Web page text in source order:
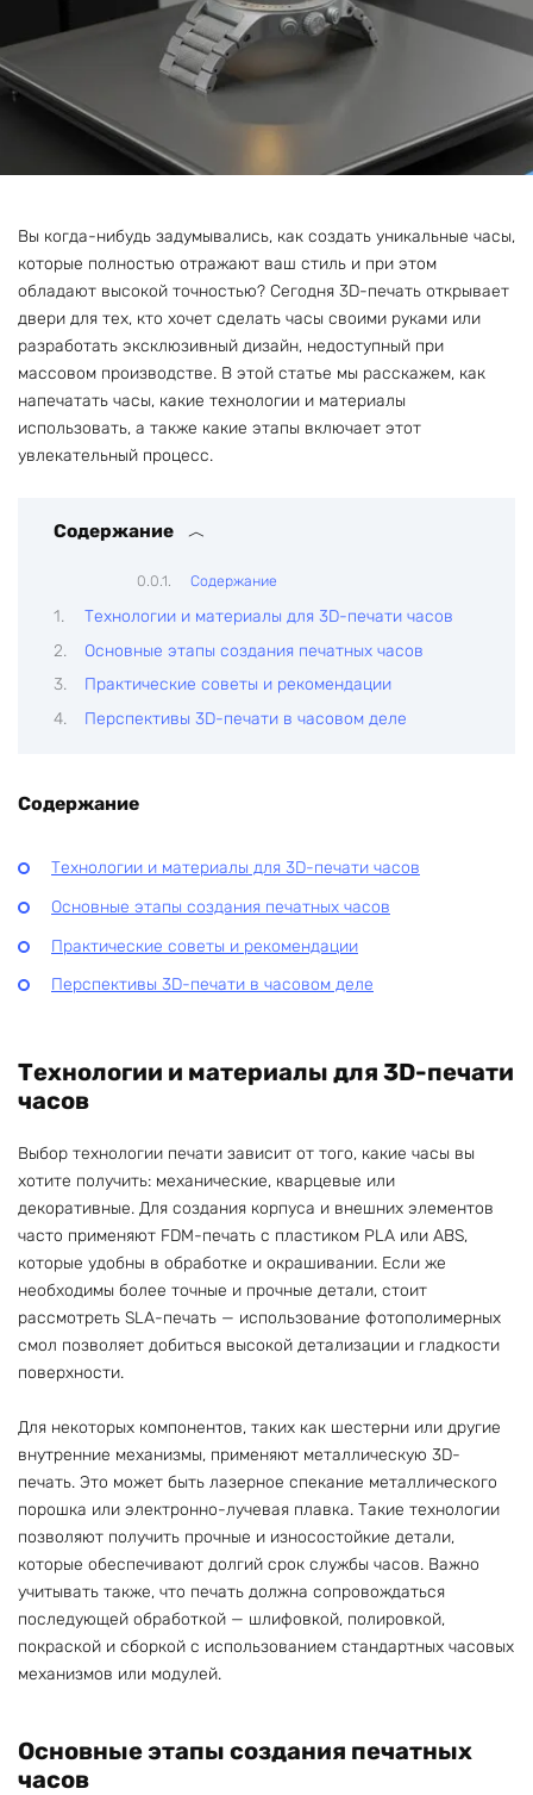
Вы когда-нибудь задумывались, как создать уникальные часы,
которые полностью отражают ваш стиль и при этом
обладают высокой точностью? Сегодня 3D-печать открывает
двери для тех, кто хочет сделать часы своими руками или
разработать эксклюзивный дизайн, недоступный при
массовом производстве. В этой статье мы расскажем, как
напечатать часы, какие технологии и материалы
использовать, а также какие этапы включает этот
увлекательный процесс.
Содержание
Содержание
Технологии и материалы для 3D-печати часов
Основные этапы создания печатных часов
Практические советы и рекомендации
Перспективы 3D-печати в часовом деле
Содержание
Технологии и материалы для 3D-печати часов
Основные этапы создания печатных часов
Практические советы и рекомендации
Перспективы 3D-печати в часовом деле
Технологии и материалы для 3D-печати
часов
Выбор технологии печати зависит от того, какие часы вы
хотите получить: механические, кварцевые или
декоративные. Для создания корпуса и внешних элементов
часто применяют FDM-печать с пластиком PLA или ABS,
которые удобны в обработке и окрашивании. Если же
необходимы более точные и прочные детали, стоит
рассмотреть SLA-печать — использование фотополимерных
смол позволяет добиться высокой детализации и гладкости
поверхности.
Для некоторых компонентов, таких как шестерни или другие
внутренние механизмы, применяют металлическую 3D-
печать. Это может быть лазерное спекание металлического
порошка или электронно-лучевая плавка. Такие технологии
позволяют получить прочные и износостойкие детали,
которые обеспечивают долгий срок службы часов. Важно
учитывать также, что печать должна сопровождаться
последующей обработкой — шлифовкой, полировкой,
покраской и сборкой с использованием стандартных часовых
механизмов или модулей.
Основные этапы создания печатных
часов